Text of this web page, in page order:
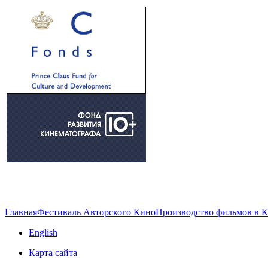
ГлавнаяФестиваль Авторского КиноПроизводство фильмов в
English
Карта сайта